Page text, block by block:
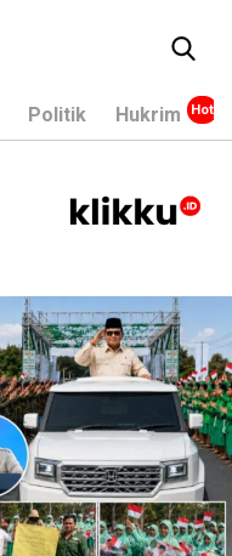
Politik Hukrim